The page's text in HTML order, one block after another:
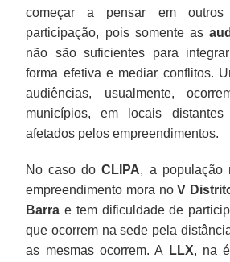
começar a pensar em outros
participação, pois somente as
não são suficientes para
forma efetiva e mediar conflitos.
audiências, usualmente,
municípios, em locais
afetados pelos empreendimentos.
No caso doCLIPA, a população
empreendimento mora noV
Barra e tem dificuldade de
que ocorrem na sede pela
as mesmas ocorrem. A
LLX, na